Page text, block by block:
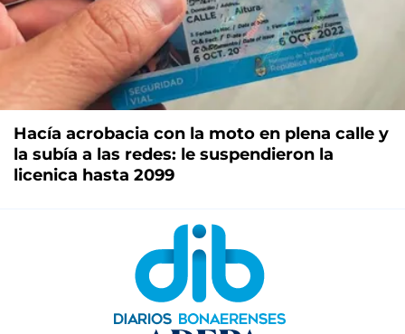
Hacía acrobacia con la moto en plena calle y
la subía a las redes: le suspendieron la
licenica hasta 2099